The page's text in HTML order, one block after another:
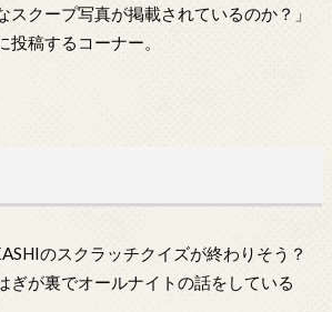
スクープ写真が掲載されているのか？」
投稿するコーナー。
のスクラッチクイズが終わりそう？
ぎが裏でオールナイトの話をしている